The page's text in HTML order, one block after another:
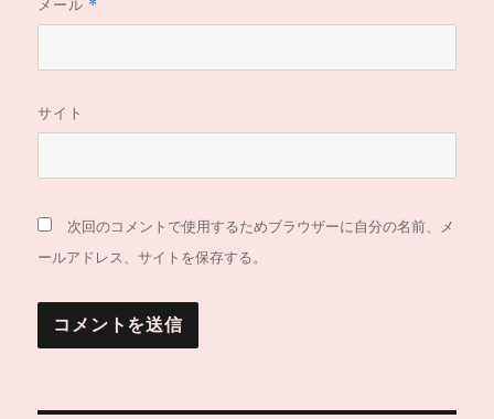
メール *
サイト
次回のコメントで使用するためブラウザーに自分の名前、メ
ールアドレス、サイトを保存する。